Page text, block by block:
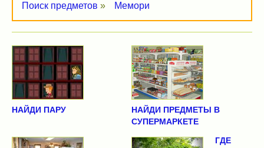
Поиск предметов » Мемори
НАЙДИ ПАРУ
НАЙДИ ПРЕДМЕТЫ В
СУПЕРМАРКЕТЕ
ГДЕ